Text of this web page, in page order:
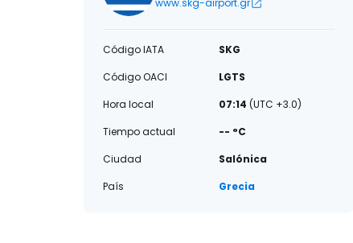
www.skg-airport.gr
Código IATA
SKG
Código OACI
LGTS
Hora local
07:14 (UTC +3.0)
Tiempo actual
-- °C
Ciudad
Salónica
País
Grecia